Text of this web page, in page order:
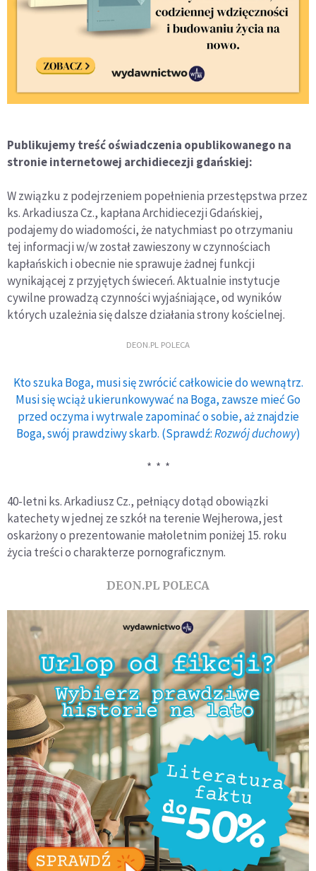
Publikujemy treść oświadczenia opublikowanego na
stronie internetowej archidiecezji gdańskiej:
W związku z podejrzeniem popełnienia przestępstwa przez
ks. Arkadiusza Cz., kapłana Archidiecezji Gdańskiej,
podajemy do wiadomości, że natychmiast po otrzymaniu
tej informacji w/w został zawieszony w czynnościach
kapłańskich i obecnie nie sprawuje żadnej funkcji
wynikającej z przyjętych świeceń. Aktualnie instytucje
cywilne prowadzą czynności wyjaśniające, od wyników
których uzależnia się dalsze działania strony kościelnej.
DEON.PL POLECA
Kto szuka Boga, musi się zwrócić całkowicie do wewnątrz.
Musi się wciąż ukierunkowywać na Boga, zawsze mieć Go
przed oczyma i wytrwale zapominać o sobie, aż znajdzie
Boga, swój prawdziwy skarb. (Sprawdź:Rozwój duchowy)
* * *
40-letni ks. Arkadiusz Cz., pełniący dotąd obowiązki
katechety w jednej ze szkół na terenie Wejherowa, jest
oskarżony o prezentowanie małoletnim poniżej 15. roku
życia treści o charakterze pornograficznym.
DEON.PL POLECA